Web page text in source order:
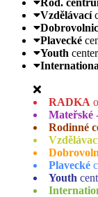
Vzdělávací
Plavecké
Youth center
RADKA
Mateřské
Rodinné
Plavecké
Youth